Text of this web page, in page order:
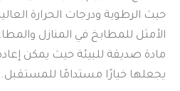
حيث الرطوبة ودرجات الحرارة
الأمثل للمطابخ في المنازل
مادة صديقة للبيئة حيث يمكن
يجعلها خيارًا مستدامًا للمستقبل.